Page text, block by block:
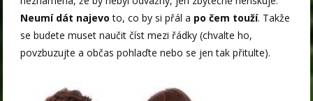
Neumí dát najevo to, co by si přál a po čem touží. Takže
se budete muset naučit číst mezi řádky (chvalte ho,
povzbuzujte a občas pohlaďte nebo se jen tak přitulte).